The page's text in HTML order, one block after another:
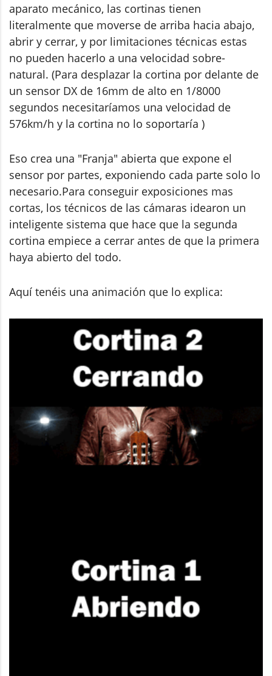
aparato mecánico, las cortinas tienen
literalmente que moverse de arriba hacia abajo,
abrir y cerrar, y por limitaciones técnicas estas
no pueden hacerlo a una velocidad sobre-
natural. (Para desplazar la cortina por delante de
un sensor DX de 16mm de alto en 1/8000
segundos necesitaríamos una velocidad de
576km/h y la cortina no lo soportaría )
Eso crea una "Franja" abierta que expone el
sensor por partes, exponiendo cada parte solo lo
necesario.Para conseguir exposiciones mas
cortas, los técnicos de las cámaras idearon un
inteligente sistema que hace que la segunda
cortina empiece a cerrar antes de que la primera
haya abierto del todo.
Aquí tenéis una animación que lo explica: